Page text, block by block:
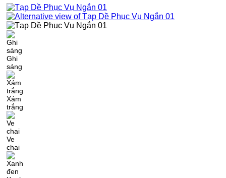
là:
90,000₫.
tại
là:
73,000₫.
Ghi
sáng
Xám
trắng
Ve
chai